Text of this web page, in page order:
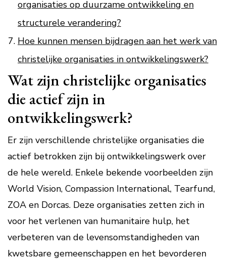
organisaties op duurzame ontwikkeling en
structurele verandering?
Hoe kunnen mensen bijdragen aan het werk van
christelijke organisaties in ontwikkelingswerk?
Wat zijn christelijke organisaties
die actief zijn in
ontwikkelingswerk?
Er zijn verschillende christelijke organisaties die
actief betrokken zijn bij ontwikkelingswerk over
de hele wereld. Enkele bekende voorbeelden zijn
World Vision, Compassion International, Tearfund,
ZOA en Dorcas. Deze organisaties zetten zich in
voor het verlenen van humanitaire hulp, het
verbeteren van de levensomstandigheden van
kwetsbare gemeenschappen en het bevorderen